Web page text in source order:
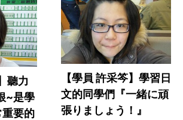
聽力
~是學
要的
【學員 許采笒】學習日
文的同學們『一緒に頑
張りましょう！』